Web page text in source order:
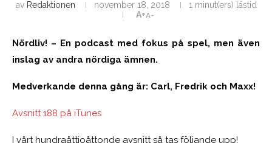
av Redaktionen november 18, 2018
1 minut(ers) lästid
A+A-
Nördliv! – En podcast med fokus på spel, men även
inslag av andra nördiga ämnen.
Medverkande denna gång är: Carl, Fredrik och Maxx!
Avsnitt 188 på iTunes
I vårt hundraåttioåttonde avsnitt så tas följande upp!